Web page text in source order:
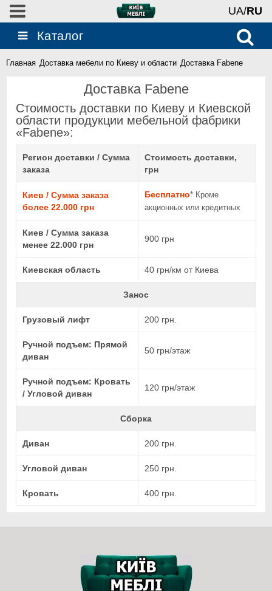
UA/RU
Каталог
Главная Доставка мебели по Киеву и области Доставка Fabene
Доставка Fabene
Стоимость доставки по Киеву и Киевской
области продукции мебельной фабрики
«Fabene»:
Регион доставки / Сумма
заказа
Стоимость доставки,
грн
Киев / Сумма заказа
более 22.000 грн
Бесплатно* Кроме
акционных или кредитных
Киев / Сумма заказа
менее 22.000 грн
900 грн
Киевская область 40 грн/км от Киева
Занос
Грузовый лифт 200 грн.
Ручной подъем: Прямой
диван
50 грн/этаж
Ручной подъем: Кровать
/ Угловой диван
120 грн/этаж
Сборка
Диван 200 грн.
Угловой диван 250 грн.
Кровать 400 грн.